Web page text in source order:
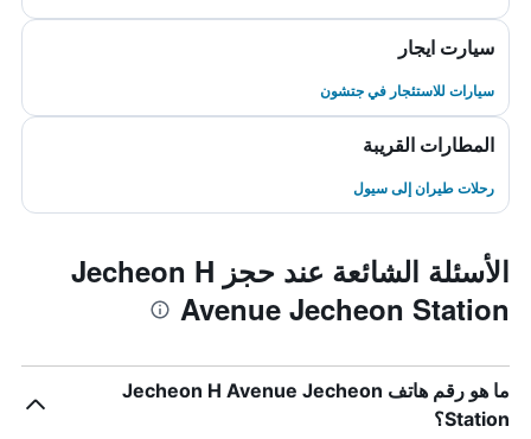
سيارت ايجار
سيارات للاستئجار في جتشون
المطارات القريبة
رحلات طيران إلى سيول
الأسئلة الشائعة عند حجز Jecheon H
Avenue Jecheon Station
ما هو رقم هاتف Jecheon H Avenue Jecheon
Station؟